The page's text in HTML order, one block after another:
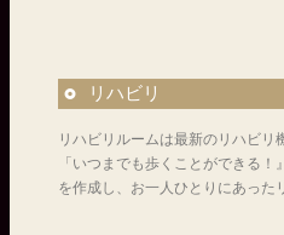
リハビリ
リハビリルームは最新のリハビリ
「いつまでも歩くことができる
を作成し、お一人ひとりにあった